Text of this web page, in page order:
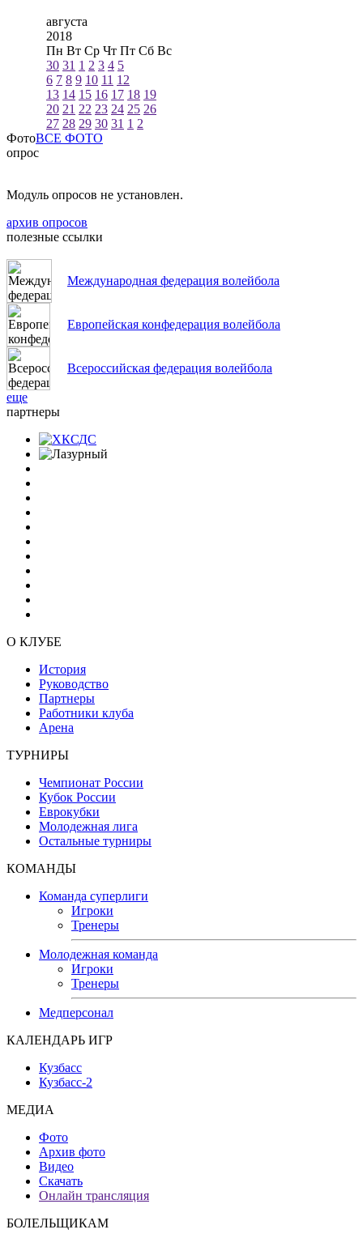
августа
2018
Пн Вт Ср Чт Пт Сб Вс
30 31 1 2 3 4 5
6 7 8 9 10 11 12
13 14 15 16 17 18 19
20 21 22 23 24 25 26
27 28 29 30 31 1 2
ФотоВСЕ ФОТО
опрос
Модуль опросов не установлен.
архив опросов
полезные ссылки
Международная федерация волейбола
Европейская конфедерация волейбола
Всероссийская федерация волейбола
еще
партнеры
О КЛУБЕ
История
Руководство
Партнеры
Работники клуба
Арена
ТУРНИРЫ
Чемпионат России
Кубок России
Еврокубки
Молодежная лига
Остальные турниры
КОМАНДЫ
Команда суперлиги
Игроки
Тренеры
Молодежная команда
Игроки
Тренеры
Медперсонал
КАЛЕНДАРЬ ИГР
Кузбасс
Кузбасс-2
МЕДИА
Фото
Архив фото
Видео
Скачать
Онлайн трансляция
БОЛЕЛЬЩИКАМ